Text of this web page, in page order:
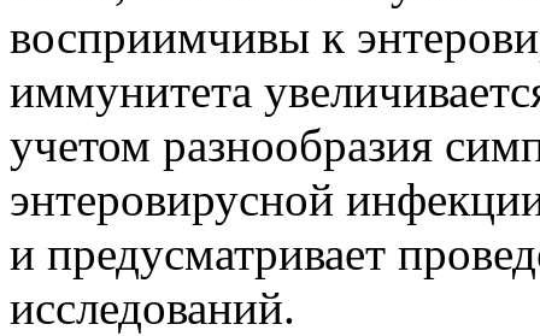
восприимчивы к
иммунитета
учетом разнообразия
энтеровирусной
и предусматривает
исследований.